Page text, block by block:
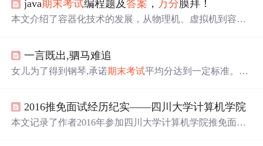
java期末考试编程题及答案 ，万分膜拜！
本文介绍了容器化技术的发展，从物理机、虚拟机到容器
与k8s的关系和k8s在容器编排中的领导地位。同时探讨了k
8s的主要组件和功能，以及Docker与k8s在实际开发和选择
一言既出,驷马难追
女儿为了得到钢琴,承诺期末考试平均分达到一定标准。考
2016推免面试经历纪实——四川大学计算机学院
本文记录了作者2016年参加四川大学计算机学院推免面试